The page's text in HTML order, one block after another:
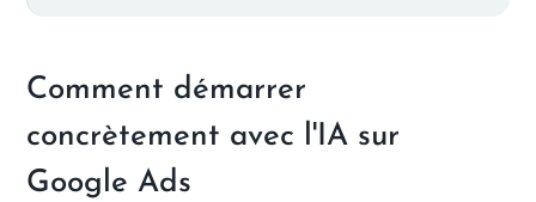
Comment démarrer
concrètement avec l'IA sur
Google Ads